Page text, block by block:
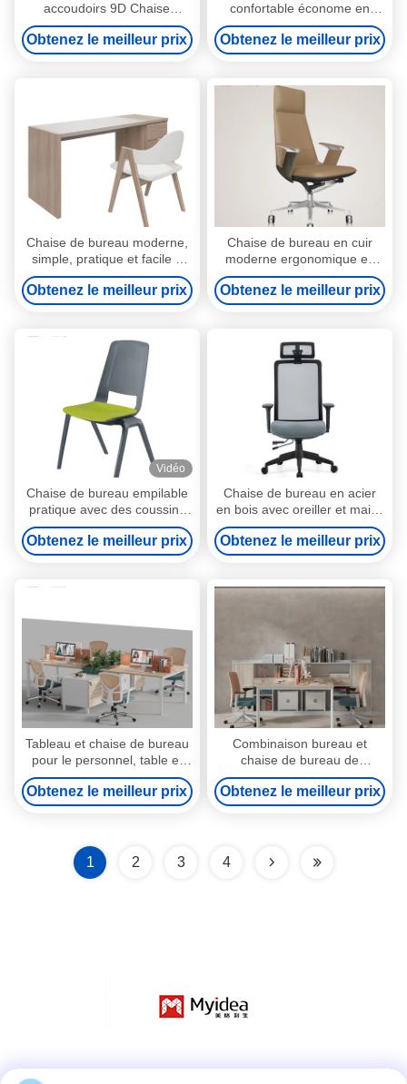
accoudoirs 9D Chaise
d'ordinateur Maison
Confortable Sédentaire
Chaise de bureau Étude
Obtenez le meilleur prix
confortable économe en
espace avec siège en
éponge roues de coussin
pliable empilable mobile pour
réunion
Obtenez le meilleur prix
Chaise de bureau moderne,
simple, pratique et facile à
installer avec meubles arrière
Obtenez le meilleur prix
Chaise de bureau en cuir
moderne ergonomique en
blanc confortable et non
déformable
Obtenez le meilleur prix
Vidéo
Chaise de bureau empilable
pratique avec des coussins
doux et un design compact
Produit par l'usine de Foshan
- Myidea
Obtenez le meilleur prix
Chaise de bureau en acier
en bois avec oreiller et maille
intégrée Chaise
ergonomique à cinq étoiles
Obtenez le meilleur prix
Tableau et chaise de bureau
pour le personnel, table et
cabine de poste de travail
pour les employés, bureau
financier, bureau et chaise à
Obtenez le meilleur prix
Combinaison bureau et
chaise de bureau de
finances, écran moderne
simple, bureau d'employé,
bureau de bureau, siège
Obtenez le meilleur prix
1 2 3 4